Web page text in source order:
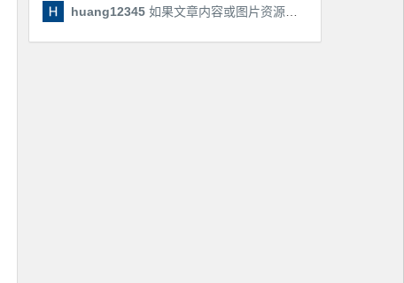
huang12345如果文章内容或图片资源失效，请留言反馈，我